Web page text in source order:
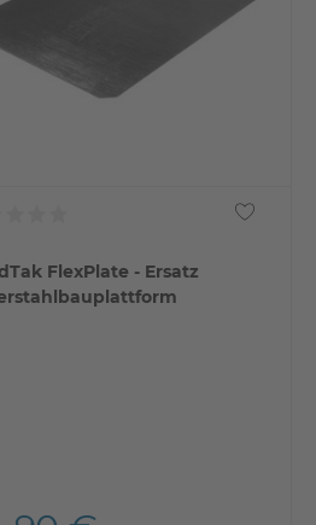
FlexPlate - Ersatz